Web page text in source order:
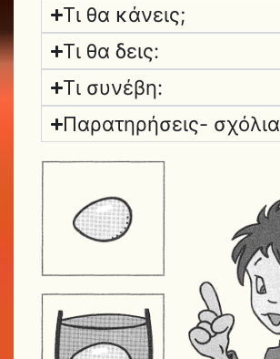
Τι θα κάνεις;
Τι θα δεις:
Τι συνέβη:
Παρατηρήσεις- σχόλια